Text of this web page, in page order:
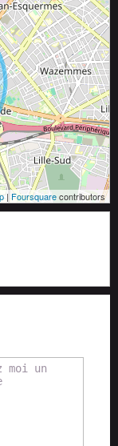
|Foursquarecontributors